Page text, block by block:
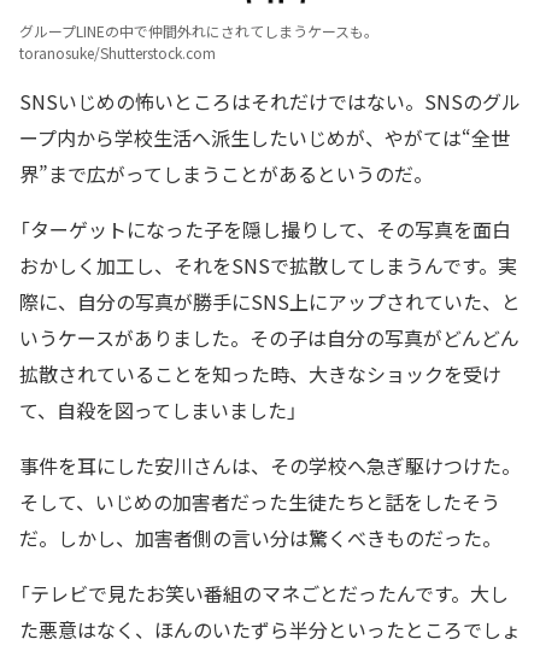
グループLINEの中で仲間外れにされてしまうケースも。
toranosuke/Shutterstock.com
SNSいじめの怖いところはそれだけではない。SNSのグル
ープ内から学校生活へ派生したいじめが、やがては“全世
界”まで広がってしまうことがあるというのだ。
「ターゲットになった子を隠し撮りして、その写真を面白
おかしく加工し、それをSNSで拡散してしまうんです。実
際に、自分の写真が勝手にSNS上にアップされていた、と
いうケースがありました。その子は自分の写真がどんどん
拡散されていることを知った時、大きなショックを受け
て、自殺を図ってしまいました」
事件を耳にした安川さんは、その学校へ急ぎ駆けつけた。
そして、いじめの加害者だった生徒たちと話をしたそう
だ。しかし、加害者側の言い分は驚くべきものだった。
「テレビで見たお笑い番組のマネごとだったんです。大し
た悪意はなく、ほんのいたずら半分といったところでしょ